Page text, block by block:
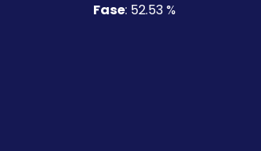
Fase: 52.53 %